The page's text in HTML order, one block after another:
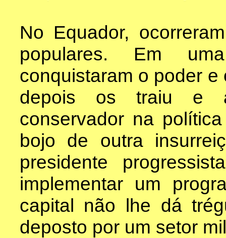
No Equador,
populares. Em
conquistaram o poder
depois os traiu e
conservador na
bojo de outra
presidente
implementar um
capital não lhe dá
deposto por um setor